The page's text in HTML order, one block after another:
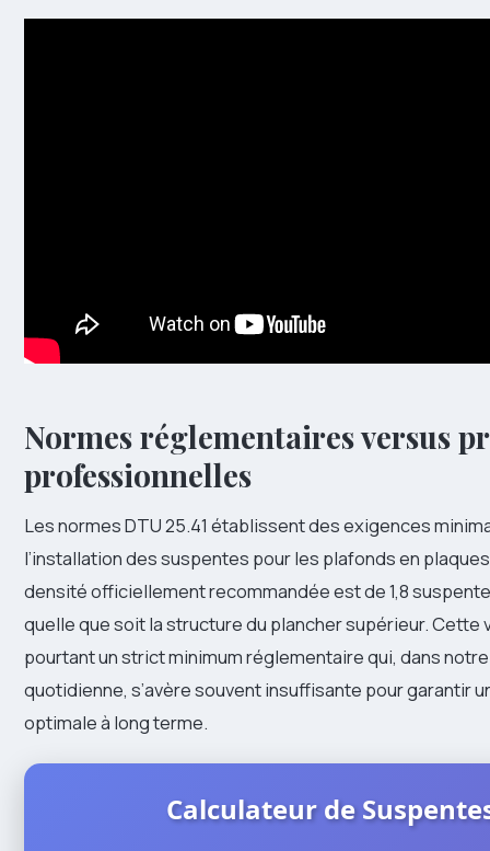
Normes réglementaires versus
professionnelles
Les normes DTU 25.41 établissent des exigences
l’installation des suspentes pour les plafonds en
densité officiellement recommandée est de 1,8
quelle que soit la structure du plancher supérieur. Cette
pourtant un strict minimum réglementaire qui, dans
quotidienne, s’avère souvent insuffisante pour garantir
optimale à long terme.
Calculateur de